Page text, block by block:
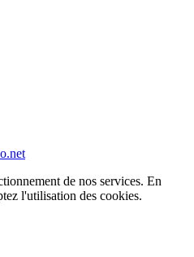
de nos services. En
l'utilisation des cookies.